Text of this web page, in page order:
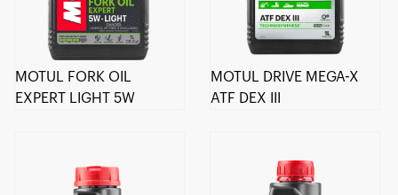
MOTUL FORK OIL
EXPERT LIGHT 5W
MOTUL DRIVE MEGA-X
ATF DEX III